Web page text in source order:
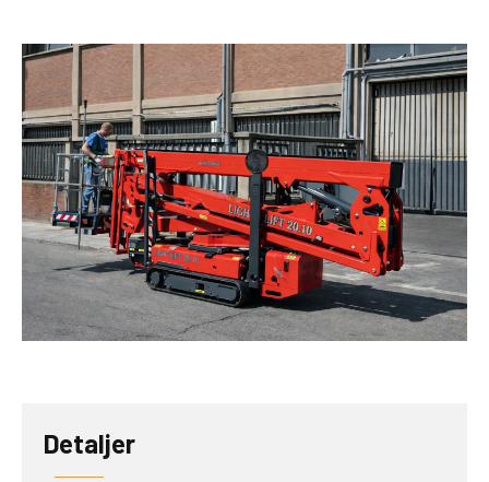
Detaljer